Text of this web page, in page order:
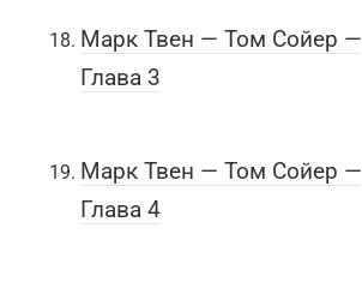
Марк Твен — Том Сойер —
Глава 3
Марк Твен — Том Сойер —
Глава 4